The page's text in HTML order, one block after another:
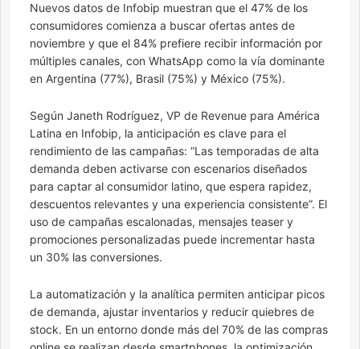
Nuevos datos de Infobip muestran que el 47% de los
consumidores comienza a buscar ofertas antes de
noviembre y que el 84% prefiere recibir información por
múltiples canales, con WhatsApp como la vía dominante
en Argentina (77%), Brasil (75%) y México (75%).
Según Janeth Rodríguez, VP de Revenue para América
Latina en Infobip, la anticipación es clave para el
rendimiento de las campañas: “Las temporadas de alta
demanda deben activarse con escenarios diseñados
para captar al consumidor latino, que espera rapidez,
descuentos relevantes y una experiencia consistente”. El
uso de campañas escalonadas, mensajes teaser y
promociones personalizadas puede incrementar hasta
un 30% las conversiones.
La automatización y la analítica permiten anticipar picos
de demanda, ajustar inventarios y reducir quiebres de
stock. En un entorno donde más del 70% de las compras